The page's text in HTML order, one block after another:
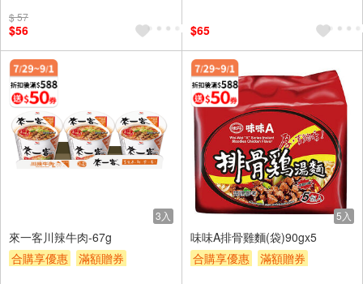
$ 57
$56
$65
3入
來一客川辣牛肉-67g
合購享優惠
滿額贈券
5入
味味A排骨雞麵(袋)90gx5
合購享優惠
滿額贈券